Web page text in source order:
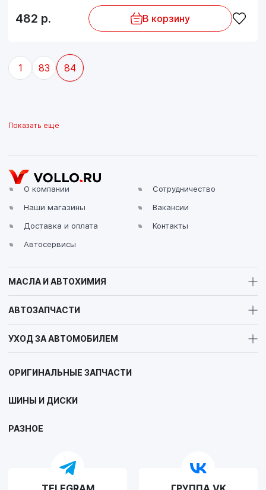
482 р. В корзину
1 83 84
Показать ещё
О компании
Наши магазины
Доставка и оплата
Автосервисы
Сотрудничество
Вакансии
Контакты
МАСЛА И АВТОХИМИЯ
АВТОЗАПЧАСТИ
УХОД ЗА АВТОМОБИЛЕМ
ОРИГИНАЛЬНЫЕ ЗАПЧАСТИ
ШИНЫ И ДИСКИ
РАЗНОЕ